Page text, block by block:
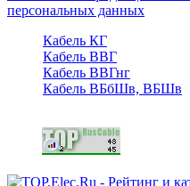
персональных данных
Кабель КГ
Кабель ВВГ
Кабель ВВГнг
Кабель ВБбШв, ВБШв